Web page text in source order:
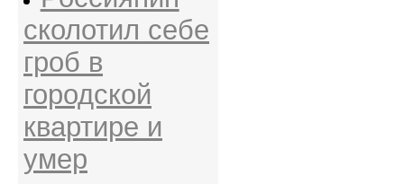
сколотил себе
гроб в
городской
квартире и
умер